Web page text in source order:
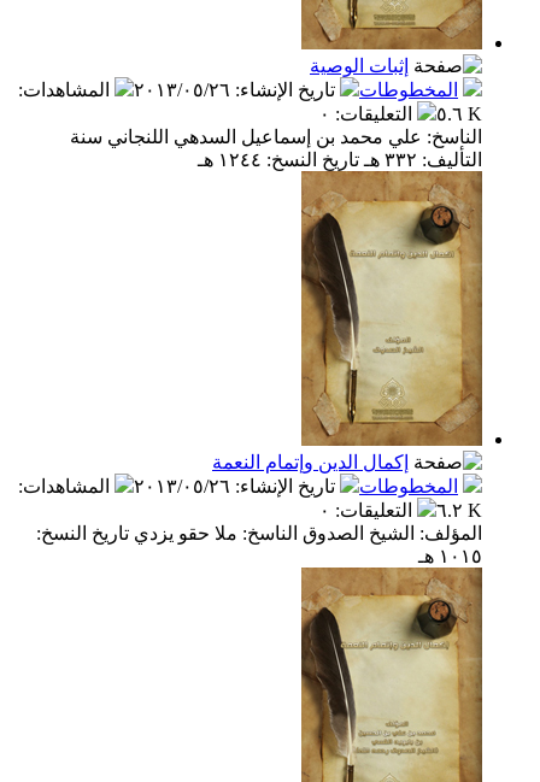
إثبات الوصية
المخطوطات
تاريخ الإنشاء: ٢٠١٣/٠٥/٢٦ المشاهدات:
٥.٦ K
التعليقات: ٠
الناسخ: علي محمد بن إسماعيل السدهي اللنجاني سنة
التأليف: ٣٣٢ هـ تاريخ النسخ: ١٢٤٤ هـ
إكمال الدين وإتمام النعمة
المخطوطات
تاريخ الإنشاء: ٢٠١٣/٠٥/٢٦ المشاهدات:
٦.٢ K
التعليقات: ٠
المؤلف: الشيخ الصدوق الناسخ: ملا حقو يزدي تاريخ النسخ:
١٠١٥ هـ